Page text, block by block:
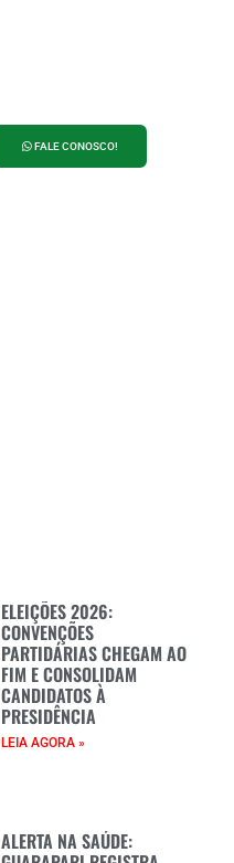
FALE CONOSCO!
ELEIÇÕES 2026:
CONVENÇÕES
PARTIDÁRIAS CHEGAM AO
FIM E CONSOLIDAM
CANDIDATOS À
PRESIDÊNCIA
LEIA AGORA »
ALERTA NA SAÚDE: